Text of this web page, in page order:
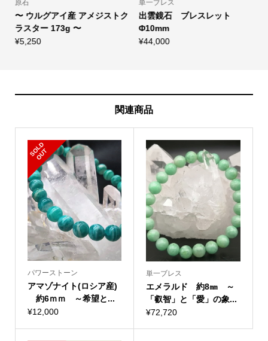
原石
〜 ウルグアイ産 アメジストク
ラスター 173g 〜
¥5,250
単一ブレス
出雲鏡石 ブレスレット
Φ10mm
¥44,000
関連商品
S
O
L
D
O
U
T
パワーストーン
アマゾナイト(ロシア産)
約6ｍｍ ～希望と...
¥12,000
単一ブレス
エメラルド 約8㎜ ～
「叡智」と「愛」の象...
¥72,720